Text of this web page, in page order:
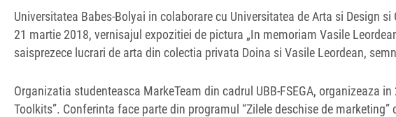
Universitatea Babes-Bolyai in colaborare cu Universitatea de Arta si Design
21 martie 2018, vernisajul expozitiei de pictura „In memoriam Vasile
saisprezece lucrari de arta din colectia privata Doina si Vasile Leordean,
Organizatia studenteasca MarkeTeam din cadrul UBB-FSEGA, organizeaza
Toolkits”. Conferinta face parte din programul “Zilele deschise de